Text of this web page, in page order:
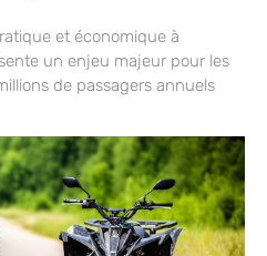
et économique à
un enjeu majeur pour les
de passagers annuels